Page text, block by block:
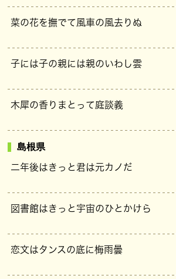
菜の花を撫でて風車の風去りぬ
子には子の親には親のいわし雲
木犀の香りまとって庭談義
島根県
二年後はきっと君は元カノだ
図書館はきっと宇宙のひとかけら
恋文はタンスの底に梅雨曇